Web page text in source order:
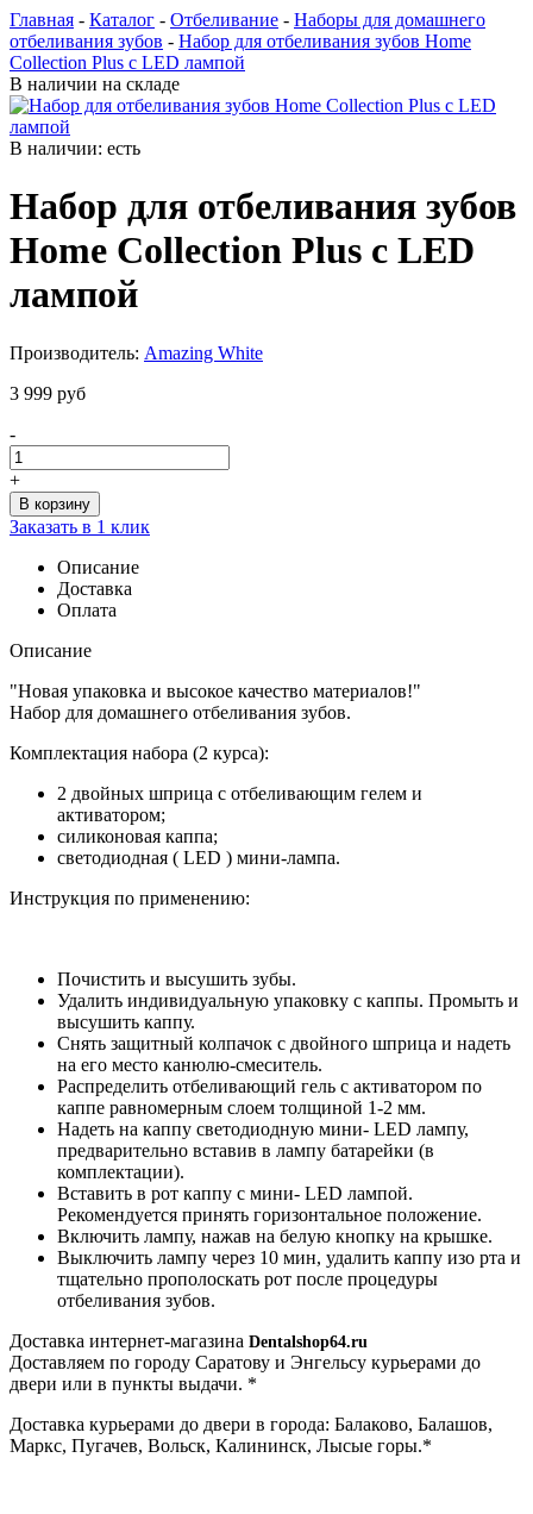
Главная - Каталог - Отбеливание - Наборы для домашнего
отбеливания зубов - Набор для отбеливания зубов Home
Collection Plus с LED лампой
В наличии на складе
В наличии: есть
Набор для отбеливания зубов
Home Collection Plus с LED
лампой
Производитель: Amazing White
3 999 руб
-
+
Заказать в 1 клик
Описание
Доставка
Оплата
Описание
"Новая упаковка и высокое качество материалов!"
Набор для домашнего отбеливания зубов.
Комплектация набора (2 курса):
2 двойных шприца с отбеливающим гелем и
активатором;
силиконовая каппа;
светодиодная ( LED ) мини-лампа.
Инструкция по применению:
Почистить и высушить зубы.
Удалить индивидуальную упаковку с каппы. Промыть и
высушить каппу.
Снять защитный колпачок с двойного шприца и надеть
на его место канюлю-смеситель.
Распределить отбеливающий гель с активатором по
каппе равномерным слоем толщиной 1-2 мм.
Надеть на каппу светодиодную мини- LED лампу,
предварительно вставив в лампу батарейки (в
комплектации).
Вставить в рот каппу с мини- LED лампой.
Рекомендуется принять горизонтальное положение.
Включить лампу, нажав на белую кнопку на крышке.
Выключить лампу через 10 мин, удалить каппу изо рта и
тщательно прополоскать рот после процедуры
отбеливания зубов.
Доставка интернет-магазина Dentalshop64.ru
Доставляем по городу Саратову и Энгельсу курьерами до
двери или в пункты выдачи. *
Доставка курьерами до двери в города: Балаково, Балашов,
Маркс, Пугачев, Вольск, Калининск, Лысые горы.*